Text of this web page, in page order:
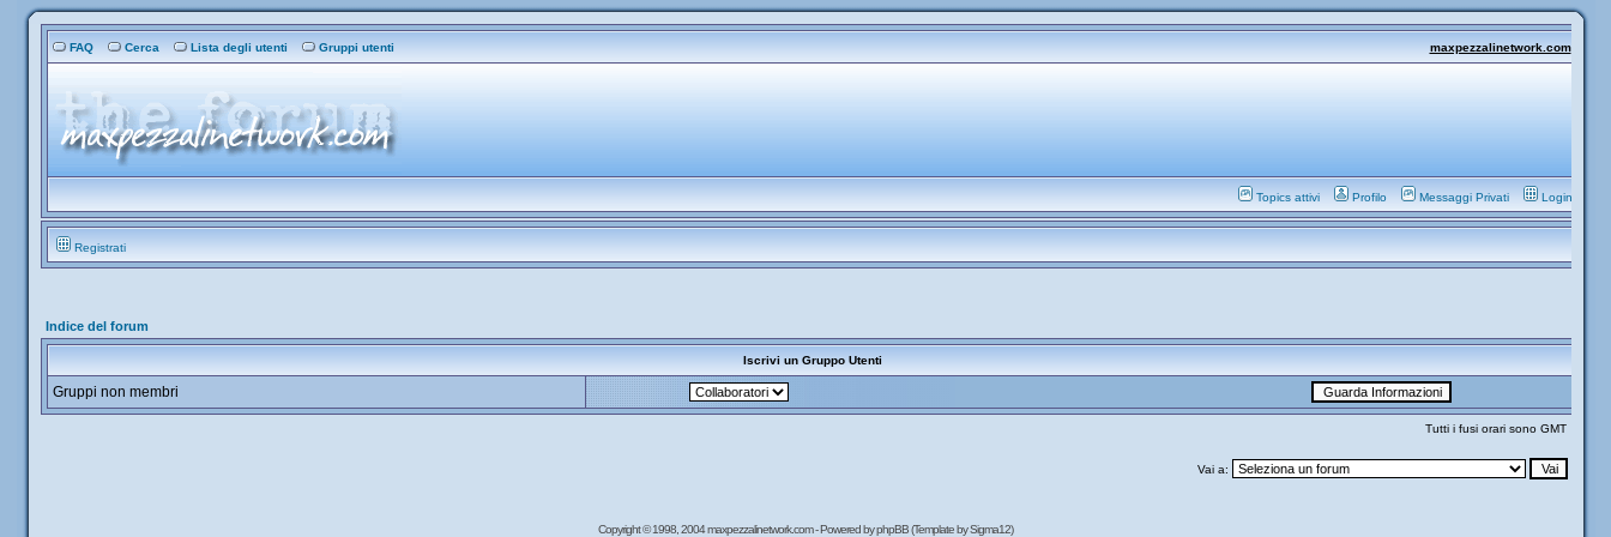
FAQ Cerca Lista degli utenti Gruppi utenti maxpezzalinetwork.com
Topics attivi Profilo Messaggi Privati Login
Registrati
Indice del forum
Iscrivi un Gruppo Utenti
Gruppi non membri
Tutti i fusi orari sono GMT
Vai a:
Copyright © 1998, 2004 maxpezzalinetwork.com - Powered byphpBB(Template by Sigma12)